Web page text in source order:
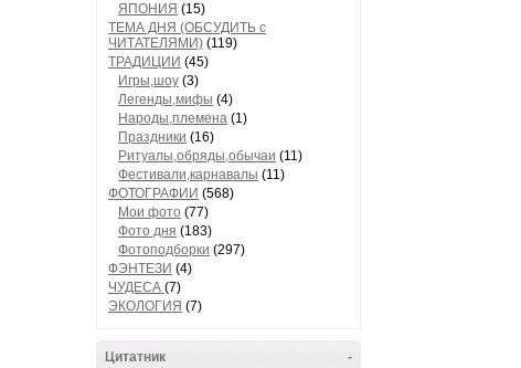
ЯПОНИЯ (15)
ТЕМА ДНЯ (ОБСУДИТЬ с
ЧИТАТЕЛЯМИ) (119)
ТРАДИЦИИ (45)
Игры,шоу (3)
Легенды,мифы (4)
Народы,племена (1)
Праздники (16)
Ритуалы,обряды,обычаи (11)
Фестивали,карнавалы (11)
ФОТОГРАФИИ (568)
Мои фото (77)
Фото дня (183)
Фотоподборки (297)
ФЭНТЕЗИ (4)
ЧУДЕСА (7)
ЭКОЛОГИЯ (7)
-
Цитатник